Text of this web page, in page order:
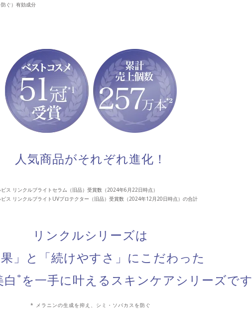
ぐ）有効成分
人気商品がそれぞれ進化！
ビス リンクルブライトセラム（旧品）受賞数（2024年6月22日時点）
ビス リンクルブライトUVプロテクター（旧品）受賞数（2024年12月20日時点）の合計
リンクルシリーズは
果」と「続けやすさ」にこだわった
白 * を一手に叶える スキンケアシリーズです
* メラニンの生成を抑え、シミ・ソバカスを防ぐ